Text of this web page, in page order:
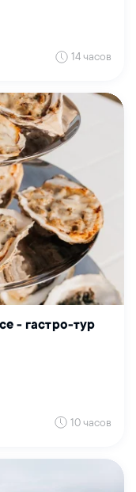
14 часов
- гастро-тур
10 часов